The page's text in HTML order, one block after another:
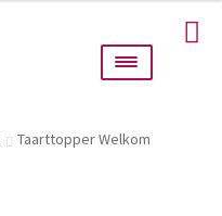
Taarttopper Welkom